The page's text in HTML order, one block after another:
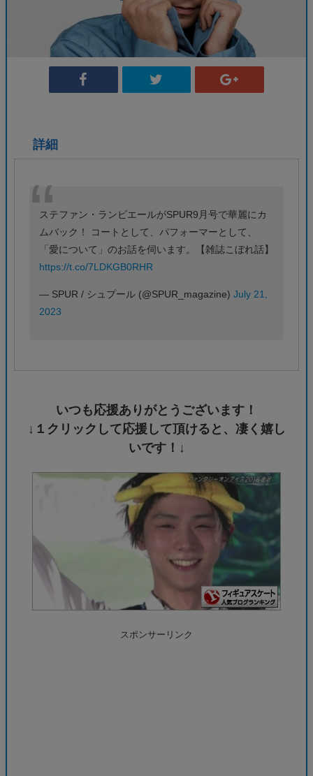
詳細
ステファン・ランビエールがSPUR9月号で華麗にカ
ムバック！ コートとして、パフォーマーとして、
「愛について」のお話を伺います。【雑誌こぼれ話】
https://t.co/7LDKGB0RHR
— SPUR / シュプール (@SPUR_magazine) July 21,
2023
いつも応援ありがとうございます！
↓１クリックして応援して頂けると、凄く嬉し
いです！↓
スポンサーリンク